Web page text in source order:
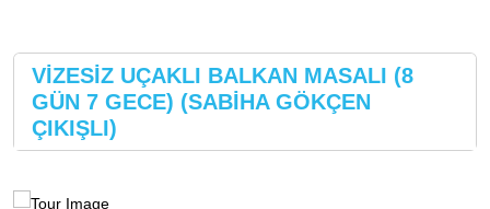
VİZESİZ UÇAKLI BALKAN MASALI (8
GÜN 7 GECE) (SABİHA GÖKÇEN
ÇIKIŞLI)